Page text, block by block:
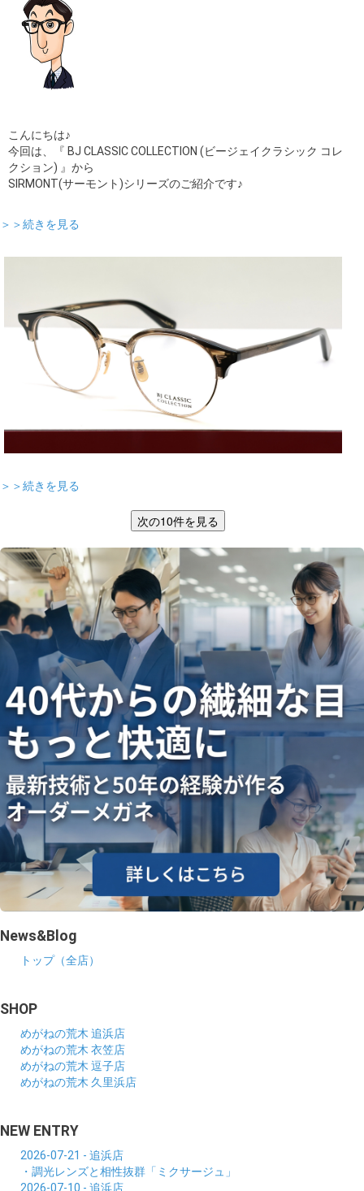
こんにちは♪
今回は、『 BJ CLASSIC COLLECTION (ビージェイクラシック コレ
クション) 』から
SIRMONT(サーモント)シリーズのご紹介です♪
＞＞続きを見る
＞＞続きを見る
News&Blog
トップ（全店）
SHOP
めがねの荒木 追浜店
めがねの荒木 衣笠店
めがねの荒木 逗子店
めがねの荒木 久里浜店
NEW ENTRY
2026-07-21 - 追浜店
・調光レンズと相性抜群「ミクサージュ」
2026-07-10 - 追浜店